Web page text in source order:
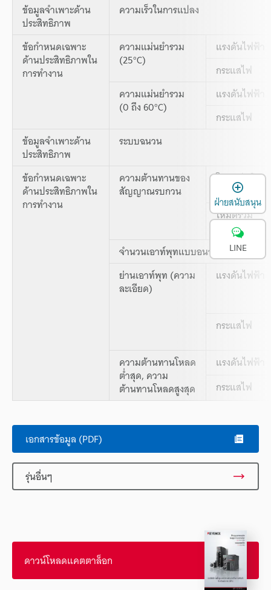
ข้อมูลจำเพาะด้าน
ประสิทธิภาพ
ความเร็วในการแปลง
ข้อกำหนดเฉพาะ
ด้านประสิทธิภาพใน
การทำงาน
ความแม่นยำรวม
(25°C)
แรงดันไฟฟ้า
กระแสไฟ
ความแม่นยำรวม
(0 ถึง 60°C)
แรงดันไฟฟ้า
กระแสไฟ
ข้อมูลจำเพาะด้าน
ประสิทธิภาพ
ระบบฉนวน
ข้อกำหนดเฉพาะ
ด้านประสิทธิภาพใน
การทำงาน
ความต้านทานของ
สัญญาณรบกวน
โหมดปกติ
โหมดร่วม
จำนวนเอาท์พุทแบบอนาล็อก
ย่านเอาท์พุท (ความ
ละเอียด)
แรงดันไฟฟ้า
กระแสไฟ
ความต้านทานโหลด
ต่ำสุด, ความ
ต้านทานโหลดสูงสุด
แรงดันไฟฟ้า
กระแสไฟ
เอกสารข้อมูล (PDF)
รุ่นอื่นๆ
ดาวน์โหลดแคตตาล็อก
ฝ่ายสนับสนุน
LINE